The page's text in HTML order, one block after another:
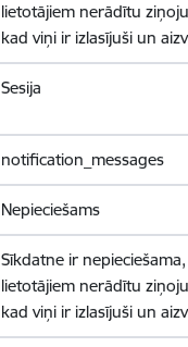
lietotājiem nerādītu
kad viņi ir izlasījuši un
Sesija
notification_messages
Nepieciešams
Sīkdatne ir
lietotājiem nerādītu
kad viņi ir izlasījuši un